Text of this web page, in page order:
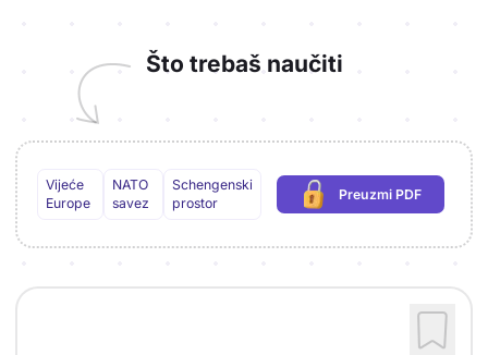
Što trebaš naučiti
Vijeće
Europe
NATO
savez
Schengenski
prostor
Preuzmi PDF
(potrebna prijava)